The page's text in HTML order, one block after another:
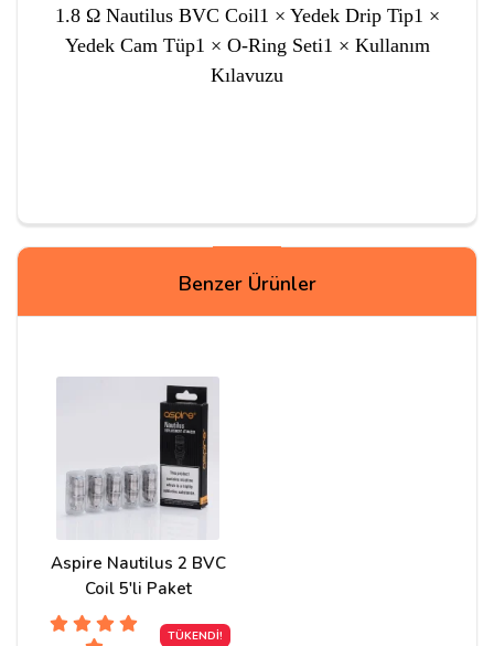
1.8 Ω Nautilus BVC Coil1 × Yedek Drip Tip1 ×
Yedek Cam Tüp1 × O-Ring Seti1 × Kullanım
Kılavuzu
Merhaba, Aspire Nautilus 2 BVC Coil ile uyumlu mu ?
Cevap:Merhaba evet efendim uyumlu
Yorum Yapın
Benzer Ürünler
Aspire Nautilus 2 BVC
Coil 5'li Paket
TÜKENDİ!